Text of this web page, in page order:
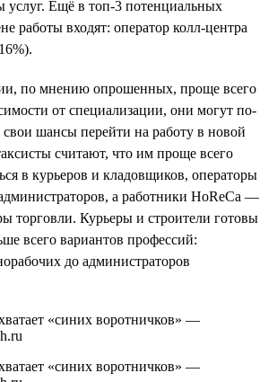
услуг. Ещё в топ-3 потенциальных
работы входят: оператор колл-центра
по мнению опрошенных, проще всего
от специализации, они могут по-
свои шансы перейти на работу в новой
считают, что им проще всего
в курьеров и кладовщиков, операторы
а работники HoReCa —
торговли. Курьеры и строители готовы
всего вариантов профессий:
до администраторов